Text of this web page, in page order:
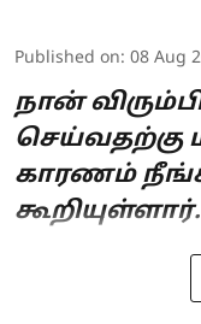
Published on: 08 Aug
நான்
செய்வதற்கு
காரணம்
கூறியுள்ளார்.